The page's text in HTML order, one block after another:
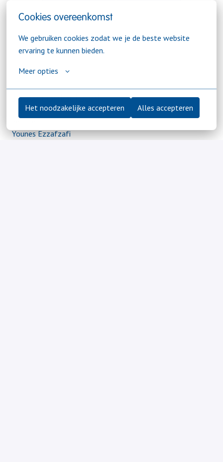
Cookies overeenkomst
We gebruiken cookies zodat we je de beste website
ervaring te kunnen bieden.
Meer opties
Het noodzakelijke accepteren Alles accepteren
Deel vacature
Jouw contactpunt
Recruiter
Younes Ezzafzafi